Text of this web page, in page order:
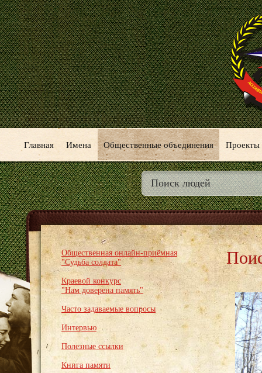
Главная Имена Общественные объединения Проекты
Общественная онлайн-приёмная
"Судьба солдата"
Краевой конкурс
"Нам доверена память"
Часто задаваемые вопросы
Интервью
Полезные ссылки
Книга памяти